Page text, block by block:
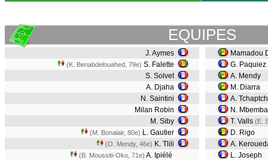
EQUIPES
J. Aymes
(K. Benabdelouahed, 79e) S. Falette
S. Solvet
A. Djaha
N. Saintini
Milan Robin
M. Siby
(M. Bonalair, 80e) L. Gautier
(O. Mendy, 46e) K. Tlili
(B. Moussiti-Oko, 71e) A. Ipiélé
Mamadou
G. Paquiez
A. Mendy
M. Diarra
A.
N.
T. Valls (E.
D. Rigo
A.
L. Joseph